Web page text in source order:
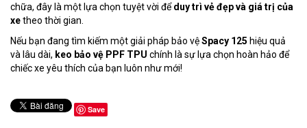
chữa, đây là một lựa chọn tuyệt vời đểduy trì vẻ đẹp và giá trị của
xetheo thời gian.
Nếu bạn đang tìm kiếm một giải pháp bảo vệSpacy 125 hiệu quả
và lâu dài, keo bảo vệ PPF TPU chính là sự lựa chọn hoàn hảo để
chiếc xe yêu thích của bạn luôn như mới!
Save